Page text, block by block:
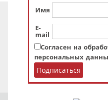
Имя
E-
mail
Согласен на
персональных